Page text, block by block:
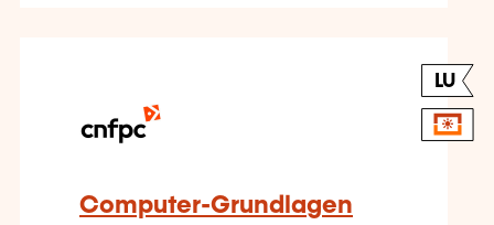
LU
Computer-Grundlagen